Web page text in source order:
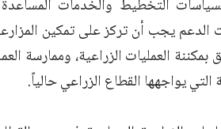
التخطيط والخدمات
يجب أن تركز على تمكين
العمليات الزراعية، وممارسة
يواجهها القطاع الزراعي حالياً.